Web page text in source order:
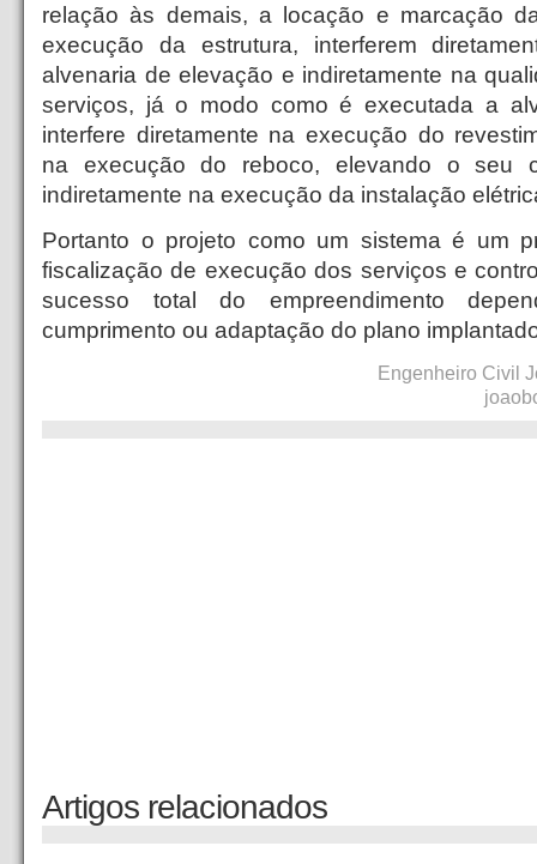
relação às demais, a locação e marcação
execução da estrutura, interferem
alvenaria de elevação e indiretamente na
serviços, já o modo como é executada a
interfere diretamente na execução do
na execução do reboco, elevando o seu
indiretamente na execução da instalação
Portanto o projeto como um sistema é um
fiscalização de execução dos serviços e
sucesso total do empreendimento
cumprimento ou adaptação do plano
Engenheiro Civil
Artigos relacionados